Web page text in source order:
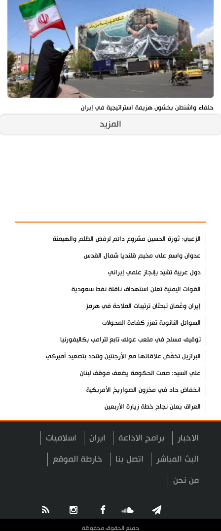
حلفاء واشنطن يخشون هزيمة استراتيجية في إيران
المزيد
الزعبي: ثورة الحسين مشروع دائم لرفض الظلم والهيمنة
عدوان واسع على مخيم قلنديا شمال القدس
دول عربية تشيد بإنجاز علمي إيراني
القوات اليمنية تعلن استهداف ناقلة نفط سعودية
إيران وعُمان تبحثان ترتيبات الملاحة في هرمز
السوائل النانوية تعزز كفاءة المحولات
توقيف مسلح في ملعب غولف تابع لترامب بكاليفورنيا
البرازيل تخفّض علاقاتها مع الأرجنتين وتندد بتصعيد أميركي
علي السيد: صمت الحكومة يضعف موقف لبنان
انخفاض حاد في مخزون الصواريخ الأمريكية
العراق يعلن نجاح خطة زيارة الأربعين
رضائي: إيران جاهزة للدفاع عن سيادتها
رئيس بلدية طهران يلتقي مع متولي العتبة الحسينية ومحافظ كربلاء
تقرير مصور.. مراسم عزاء الأربعين بجوار مكان استشهاد الإمام
فريق طبي إيراني ينقذ حياة طفل عراقي بأعجوبة+ فيديو
الشيخ قاسم: المقاومة مستمرة ما دام الاحتلال موجودا
حمادة: إيران تشكل لاعبا رئيسا على خارطة العالم
الاخبار برامج الاذاعة ايران اسلاميات
البث المباشر اتصل بنا خارطة الموقع
من نحن
جميع الحقوق محفوظة